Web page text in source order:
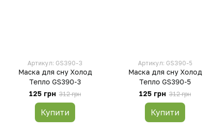
Артикул: GS390-3
Маска для сну Холод
Тепло GS390-3
125 грн 312 грн
Купити
Артикул: GS390-5
Маска для сну Холод
Тепло GS390-5
125 грн 312 грн
Купити